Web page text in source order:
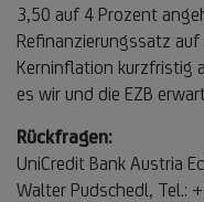
3,50 auf 4 Prozent
Refinanzierungssatz
Kerninflation kurzfristig
es wir und die EZB
Rückfragen:
UniCredit Bank Austria
Walter Pudschedl, Tel.: